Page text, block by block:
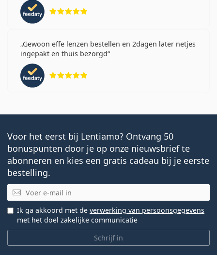
Gewoon effe lenzen bestellen en 2dagen later netjes
ingepakt en thuis bezorgd
Voor het eerst bij Lentiamo? Ontvang 50
bonuspunten door je op onze nieuwsbrief te
abonneren en kies een gratis cadeau bij je eerste
bestelling.
E-mail
Schrijf in
Ik ga akkoord met de verwerking van persoonsgegevens
met het doel zakelijke communicatie